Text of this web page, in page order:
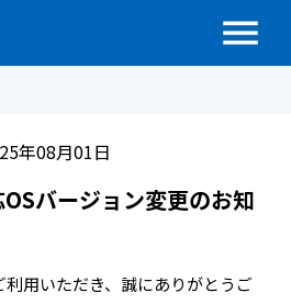
menu
年08月01日
バージョン変更のお知
用いただき、誠にありがとうご